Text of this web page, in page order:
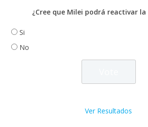
¿Cree que Milei podrá reactivar
Si
No
Ver Resultados